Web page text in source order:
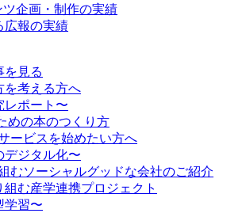
企画・制作の実績
広報の実績
を見る
を考える方へ
レポート〜
めの本のつくり方
ービスを始めたい方へ
デジタル化〜
むソーシャルグッドな会社のご紹介
組む産学連携プロジェクト
学習〜